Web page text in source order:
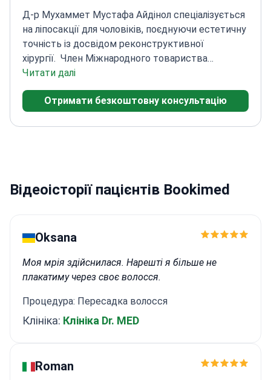
Д-р Мухаммет Мустафа Айдінол спеціалізується
на ліпосакції для чоловіків, поєднуючи естетичну
точність із досвідом реконструктивної
хірургії. Член Міжнародного товариства
естетичної пластичної хірургії
щодо передових методів пластичної
хірургіїПройшов навчання в Університеті Діджле
поєднання ін'єкцій жиру з імплантатами для
Читати далі
Отримати безкоштовну консультацію
Відеоісторії пацієнтів Bookimed
Oksana
Моя мрія здійснилася. Нарешті я більше не
плакатиму через своє волосся.
Процедура: Пересадка волосся
Клініка: Клініка Dr. MED
Roman